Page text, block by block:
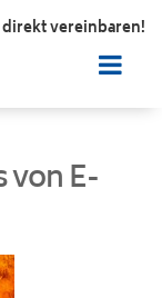
vereinbaren!
von E-